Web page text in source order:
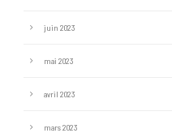
juin 2023
mai 2023
avril 2023
mars 2023